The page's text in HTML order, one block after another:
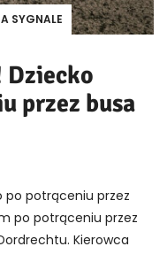
SYGNALE
przez busa
po potrąceniu przez
po potrąceniu przez
Kierowca